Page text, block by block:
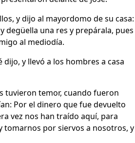
y dijo al mayordomo de su casa:
degüella una res y prepárala, pues
al mediodía.
dijo, y llevó a los hombres a casa
tuvieron temor, cuando fueron
Por el dinero que fue devuelto
vez nos han traído aquí, para
tomarnos por siervos a nosotros, y